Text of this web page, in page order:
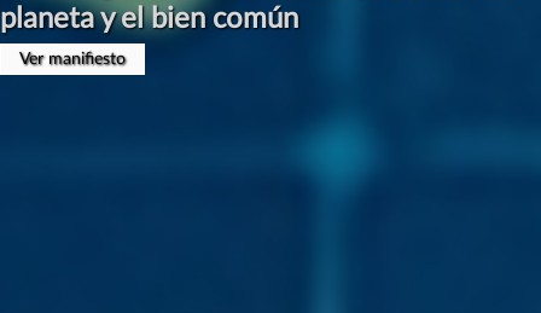
planeta y el bien común
Ver manifiesto